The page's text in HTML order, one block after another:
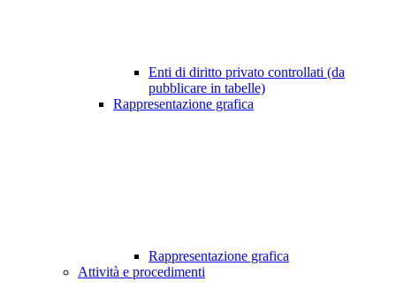
Enti di diritto privato controllati (da
pubblicare in tabelle)
Rappresentazione grafica
Rappresentazione grafica
Attività e procedimenti